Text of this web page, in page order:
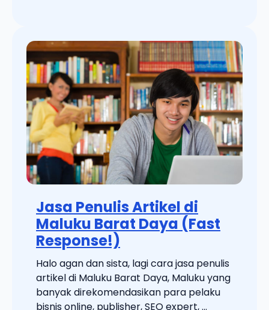
Jasa Penulis Artikel di
Maluku Barat Daya (Fast
Response!)
Halo agan dan sista, lagi cara jasa penulis
artikel di Maluku Barat Daya, Maluku yang
banyak direkomendasikan para pelaku
bisnis online, publisher, SEO expert, ...